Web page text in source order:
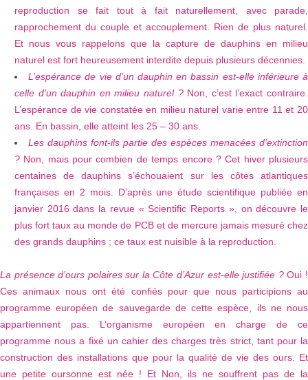
reproduction se fait tout à fait naturellement, avec parade,
rapprochement du couple et accouplement. Rien de plus naturel.
Et nous vous rappelons que la capture de dauphins en milieu
naturel est fort heureusement interdite depuis plusieurs décennies.
L’espérance de vie d’un dauphin en bassin est-elle inférieure à
celle d’un dauphin en milieu naturel ?Non, c’est l’exact contraire.
L’espérance de vie constatée en milieu naturel varie entre 11 et 20
ans. En bassin, elle atteint les 25 – 30 ans.
Les dauphins font-ils partie des espèces menacées d’extinction
? Non, mais pour combien de temps encore ? Cet hiver plusieurs
centaines de dauphins s’échouaient sur les côtes atlantiques
françaises en 2 mois. D’après une étude scientifique publiée en
janvier 2016 dans la revue « Scientific Reports », on découvre le
plus fort taux au monde de PCB et de mercure jamais mesuré chez
des grands dauphins ; ce taux est nuisible à la reproduction.
La présence d’ours polaires sur la Côte d’Azur est-elle justifiée ?Oui !
Ces animaux nous ont été confiés pour que nous participions au
programme européen de sauvegarde de cette espèce, ils ne nous
appartiennent pas. L’organisme européen en charge de ce
programme nous a fixé un cahier des charges très strict, tant pour la
construction des installations que pour la qualité de vie des ours. Et
une petite oursonne est née ! Et Non, ils ne souffrent pas de la